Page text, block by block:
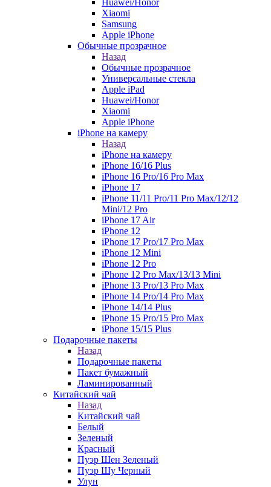
Huawei/Honor
Xiaomi
Samsung
Apple iPhone
Обычные прозрачное
Назад
Обычные прозрачное
Универсальные стекла
Apple iPad
Huawei/Honor
Xiaomi
Apple iPhone
iPhone на камеру
Назад
iPhone на камеру
iPhone 16/16 Plus
iPhone 16 Pro/16 Pro Max
iPhone 17
iPhone 11/11 Pro/11 Pro Max/12/12
Mini/12 Pro
iPhone 17 Air
iPhone 12
iPhone 17 Pro/17 Pro Max
iPhone 12 Mini
iPhone 12 Pro
iPhone 12 Pro Max/13/13 Mini
iPhone 13 Pro/13 Pro Max
iPhone 14 Pro/14 Pro Max
iPhone 14/14 Plus
iPhone 15 Pro/15 Pro Max
iPhone 15/15 Plus
Подарочные пакеты
Назад
Подарочные пакеты
Пакет бумажный
Ламинированный
Китайский чай
Назад
Китайский чай
Белый
Зеленый
Красный
Пуэр Шен Зеленый
Пуэр Шу Черный
Улун